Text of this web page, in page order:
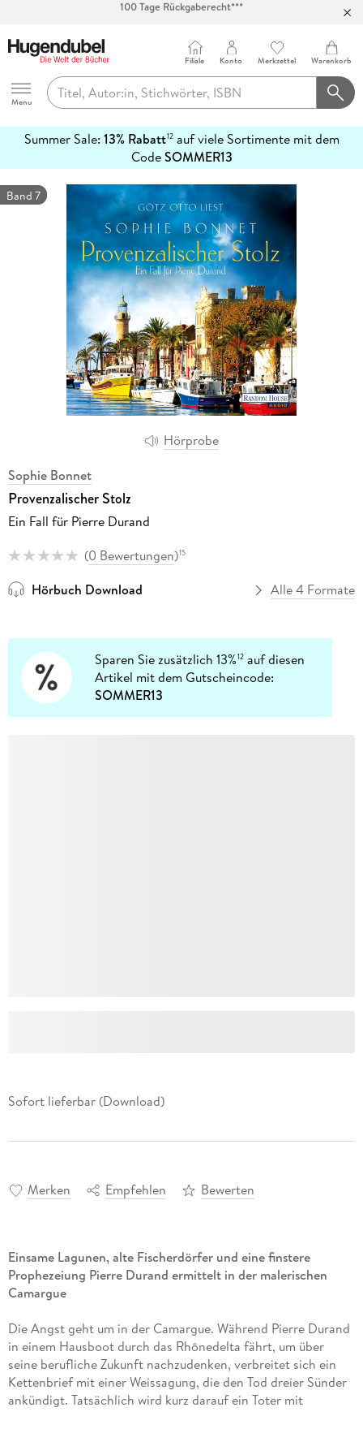
Abholung in über 100 Filialen
Hugendubel
Menu
Filiale Konto Merkzettel Warenkorb
Summer Sale: 13% Rabatt12auf viele Sortimente mit dem
CodeSOMMER13
erfahren
Hörprobe
Band 7
Sophie Bonnet
Provenzalischer Stolz
Ein Fall für Pierre Durand
(0 Bewertungen)15
Hörbuch Download Alle 4 Formate
Sparen Sie zusätzlich 13%12 auf diesen
Artikel mit dem Gutscheincode:
SOMMER13
Sofort lieferbar (Download)
Merken Empfehlen Bewerten
Einsame Lagunen, alte Fischerdörfer und eine finstere
Prophezeiung Pierre Durand ermittelt in der malerischen
Camargue
Die Angst geht um in der Camargue. Während Pierre Durand
in einem Hausboot durch das Rhônedelta fährt, um über
seine berufliche Zukunft nachzudenken, verbreitet sich ein
Kettenbrief mit einer Weissagung, die den Tod dreier Sünder
ankündigt. Tatsächlich wird kurz darauf ein Toter mit